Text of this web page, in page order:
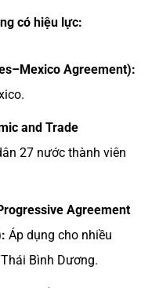
có hiệu lực:
Agreement):
and Trade
27 nước thành viên
Agreement
Áp dụng cho nhiều
Bình Dương.